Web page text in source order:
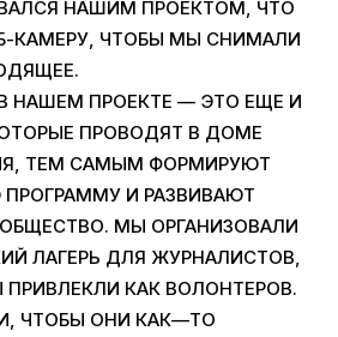
НАШИМ ПРОЕКТОМ ЧТО
-КАМЕРУ, ЧТОБЫ МЫ СНИМАЛИ
.
НАШЕМ ПРОЕКТЕ — ЭТО ЕЩЕ И
ПРОВОДЯТ В ДОМЕ
ТЕМ САМЫМ ФОРМИРУЮТ
И РАЗВИВАЮТ
. МЫ ОРГАНИЗОВАЛИ
ЛАГЕРЬ ДЛЯ ЖУРНАЛИСТОВ
КАК ВОЛОНТЕРОВ.
ЧТОБЫ ОНИ КАК—ТО